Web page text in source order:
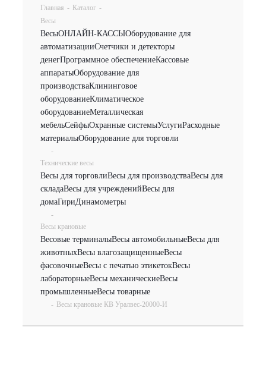
Главная - Каталог -
Весы
ВесыОНЛАЙН-КАССЫОборудование для
автоматизацииСчетчики и детекторы
денегПрограммное обеспечениеКассовые
аппаратыОборудование для
производстваКлининговое
оборудованиеКлиматическое
оборудованиеМеталлическая
мебельСейфыОхранные системыУслугиРасходные
материалыОборудование для торговли
-
Технические весы
Весы для торговлиВесы для производстваВесы для
складаВесы для учрежденийВесы для
домаГириДинамометры
-
Весы крановые
Весовые терминалыВесы автомобильныеВесы для
животныхВесы влагозащищенныеВесы
фасовочныеВесы с печатью этикетокВесы
лабораторныеВесы механическиеВесы
промышленныеВесы товарные
- Весы крановые КВ Уралвес-20000-И